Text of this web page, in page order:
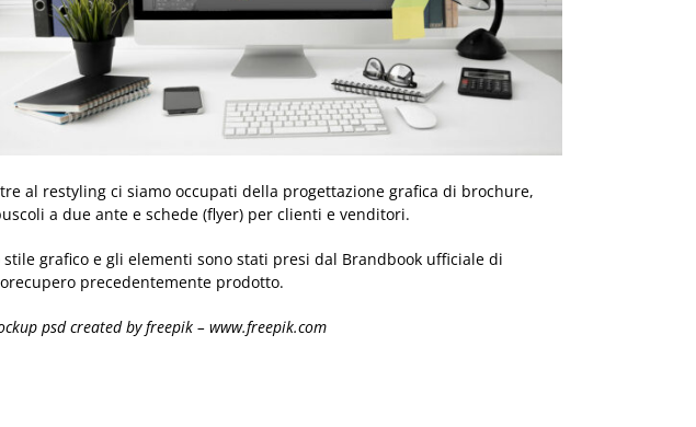
al restyling ci siamo occupati della progettazione grafica di brochure,
a due ante e schede (flyer) per clienti e venditori.
stile grafico e gli elementi sono stati presi dal Brandbook ufficiale di
precedentemente prodotto.
psd created by freepik – www.freepik.com